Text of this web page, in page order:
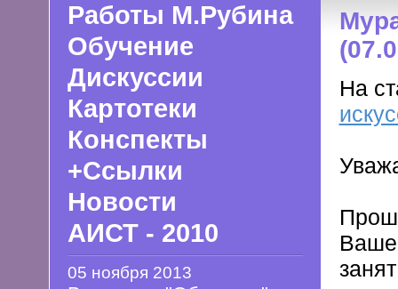
Работы М.Рубина
Обучение
Дискуссии
Картотеки
Конспекты
+Ссылки
Новости
АИСТ - 2010
05 ноября 2013
На